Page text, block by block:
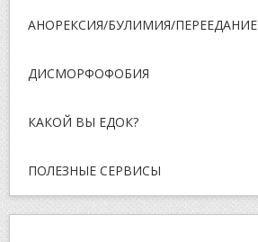
АНОРЕКСИЯ/БУЛИМИЯ/ПЕРЕЕДАНИЕ
ДИСМОРФОФОБИЯ
КАКОЙ ВЫ ЕДОК?
ПОЛЕЗНЫЕ СЕРВИСЫ